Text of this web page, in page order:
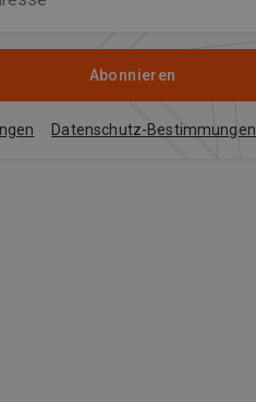
Abonnieren
Datenschutz-Bestimmungen